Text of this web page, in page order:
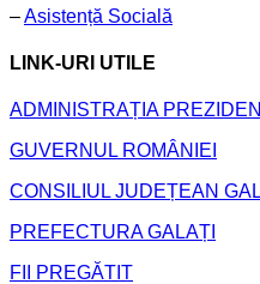
–Asistență Socială
LINK-URI UTILE
ADMINISTRAȚIA
GUVERNUL ROMÂNIEI
CONSILIUL JUDEȚEAN
PREFECTURA GALAȚI
FII PREGĂTIT